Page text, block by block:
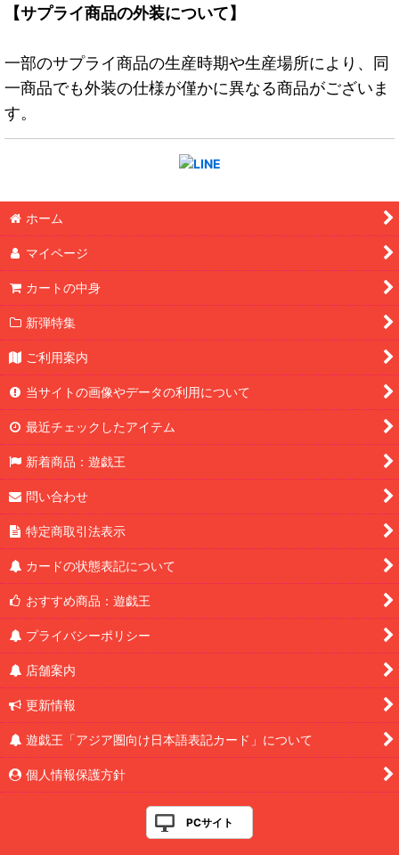
【サプライ商品の外装について】
一部のサプライ商品の生産時期や生産場所により、同
一商品でも外装の仕様が僅かに異なる商品がございま
す。
ホーム
マイページ
カートの中身
新弾特集
ご利用案内
当サイトの画像やデータの利用について
最近チェックしたアイテム
新着商品：遊戯王
問い合わせ
特定商取引法表示
カードの状態表記について
おすすめ商品：遊戯王
プライバシーポリシー
店舗案内
更新情報
遊戯王「アジア圏向け日本語表記カード」について
個人情報保護方針
PCサイト